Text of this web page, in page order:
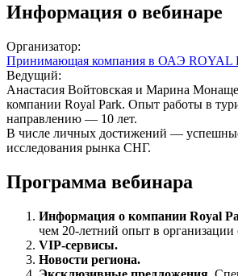
Информация о вебинаре
Организатор:
Принимающая компания в ОАЭ ROYAL
Ведущий:
Анастасия Войтовская и Марина
компании Royal Park. Опыт работы в
направлению — 10 лет.
В числе личных достижений —
исследования рынка СНГ.
Программа вебинара
Информация о компании Royal
чем 20-летний опыт в
VIP-сервисы.
Новости региона.